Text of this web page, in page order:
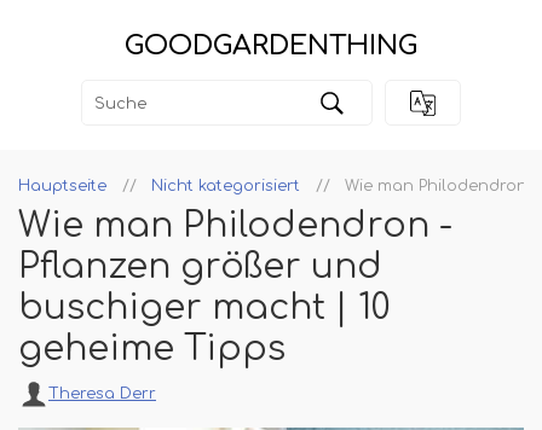
GOODGARDENTHING
Hauptseite Nicht kategorisiert Wie man Philodendron
Wie man Philodendron -
Pflanzen größer und
buschiger macht | 10
geheime Tipps
Theresa Derr